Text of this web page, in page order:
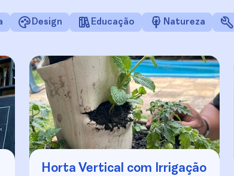
Design Educação Natureza
Horta Vertical com Irrigação